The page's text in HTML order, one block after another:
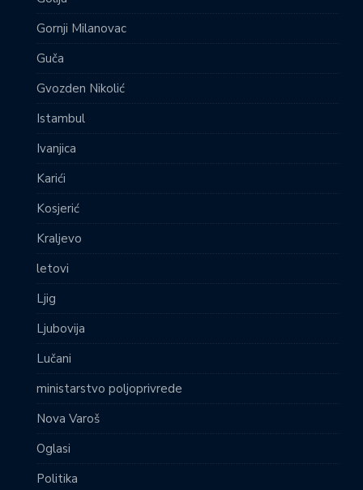
Gornji Milanovac
Guča
Gvozden Nikolić
Istambul
Ivanjica
Karići
Kosjerić
Kraljevo
letovi
Ljig
Ljubovija
Lučani
ministarstvo poljoprivrede
Nova Varoš
Oglasi
Politika